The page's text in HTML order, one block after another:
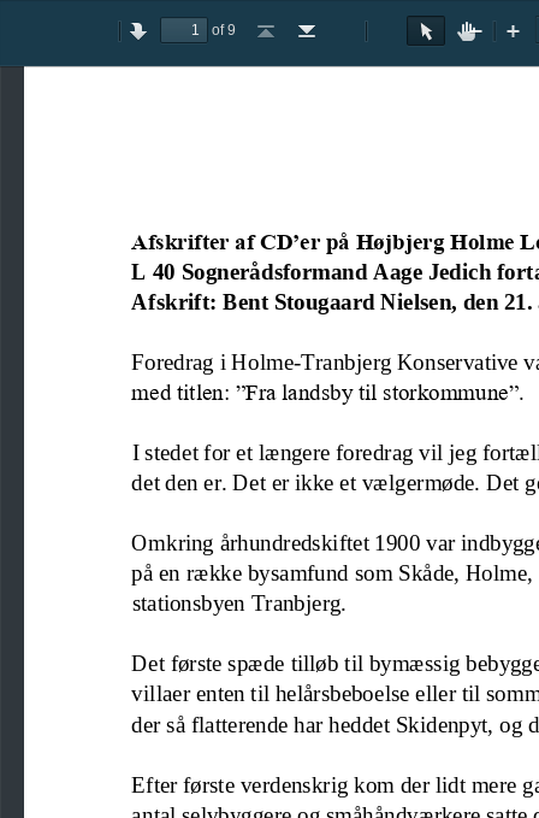
PreviousNext
of 9
Go
Go
Rotate
RotateText
HandZoom
Afskrifter af CD’er på Højbjerg Holme
L 40 Sognerådsformand Aage Jedich
Afskrift: Bent Stougaard Nielsen, den
Foredrag i Holme-Tranbjerg Konservative
med titlen: ”Fra landsby til storkommune”.
I stedet for et længere foredrag vil jeg
det den er. Det er ikke et vælgermøde. Det
Omkring århundredskiftet 1900 var
på en række bysamfund som Skåde,
stationsbyen Tranbjerg.
Det første spæde tilløb til bymæssig
villaer enten til helårsbeboelse eller til
der så flatterende har heddet Skidenpyt, og
Efter første verdenskrig kom der lidt mere g
antal selvbyggere og småhåndværkere